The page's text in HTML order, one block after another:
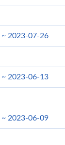
~ 2023-07-26
~ 2023-06-13
~ 2023-06-09